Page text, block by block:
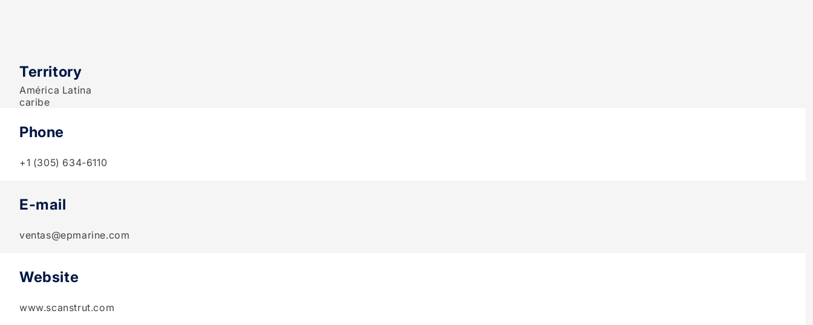
Territory
América Latina
caribe
Phone
+1 (305) 634-6110
E-mail
ventas@epmarine.com
Website
www.scanstrut.com